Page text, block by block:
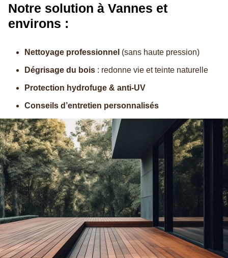
Notre solution à Vannes et
environs :
Nettoyage professionnel (sans haute pression)
Dégrisage du bois : redonne vie et teinte naturelle
Protection hydrofuge & anti-UV
Conseils d’entretien personnalisés